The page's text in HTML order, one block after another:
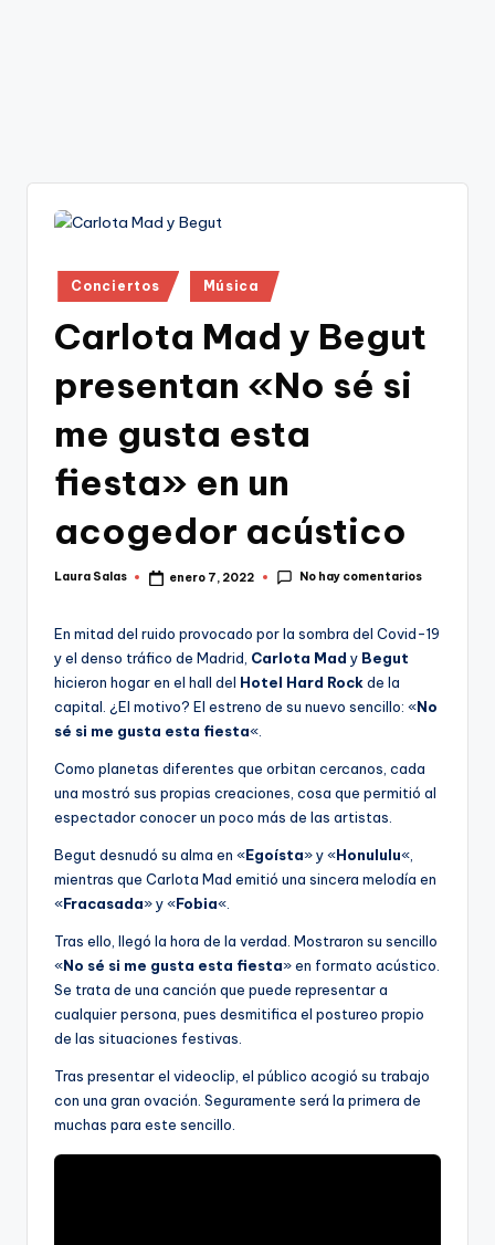
Publicado
en
Conciertos Música
Carlota Mad y Begut
presentan «No sé si
me gusta esta
fiesta» en un
acogedor acústico
Publicado
Laura Salas enero 7, 2022 No hay comentarios
En mitad del ruido provocado por la sombra del Covid-19
y el denso tráfico de Madrid, Carlota Mad y Begut
hicieron hogar en el hall del Hotel Hard Rockde la
capital. ¿El motivo? El estreno de su nuevo sencillo: «No
sé si me gusta esta fiesta«.
Como planetas diferentes que orbitan cercanos, cada
una mostró sus propias creaciones, cosa que permitió al
espectador conocer un poco más de las artistas.
Begut desnudó su alma en «Egoísta» y «Honululu«,
mientras que Carlota Mad emitió una sincera melodía en
«Fracasada» y «Fobia«.
Tras ello, llegó la hora de la verdad. Mostraron su sencillo
«No sé si me gusta esta fiesta» en formato acústico.
Se trata de una canción que puede representar a
cualquier persona, pues desmitifica el postureo propio
de las situaciones festivas.
Tras presentar el videoclip, el público acogió su trabajo
con una gran ovación. Seguramente será la primera de
muchas para este sencillo.